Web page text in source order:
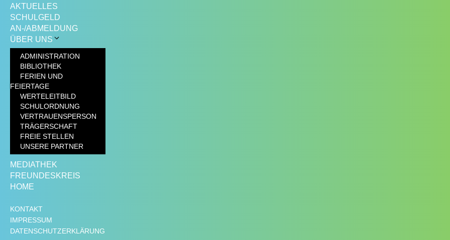
AKTUELLES
SCHULGELD
AN-/ABMELDUNG
ÜBER UNS
ADMINISTRATION
BIBLIOTHEK
FERIEN UND
FEIERTAGE
WERTELEITBILD
SCHULORDNUNG
VERTRAUENSPERSON
TRÄGERSCHAFT
FREIE STELLEN
UNSERE PARTNER
MEDIATHEK
FREUNDESKREIS
HOME
KONTAKT
IMPRESSUM
DATENSCHUTZERKLÄRUNG